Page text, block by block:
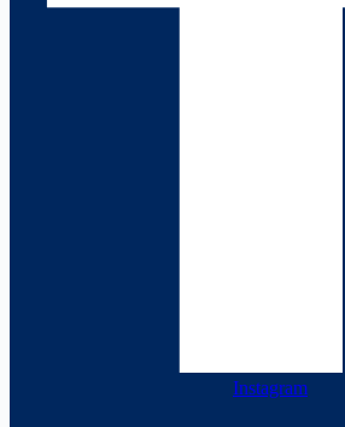
Instagram